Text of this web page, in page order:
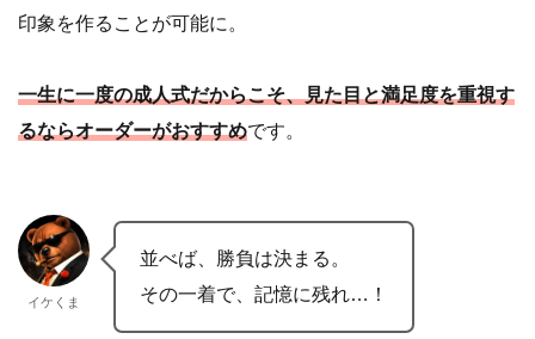
印象を作ることが可能に。
一生に一度の成人式だからこそ、見た目と満足度を重視す
るならオーダーがおすすめです。
イケくま
並べば、勝負は決まる。
その一着で、記憶に残れ…！